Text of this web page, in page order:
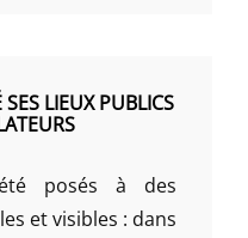
LIEUX PUBLICS
posés à des
et visibles : dans